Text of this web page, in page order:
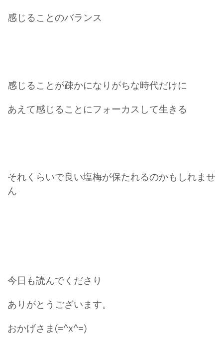
感じることのバランス
感じることが疎かになりがちな時代だけに
あえて感じることにフォーカスして生きる
それくらいで良い塩梅が保たれるのかもしれませ
ん
今日も読んでくださり
ありがとうございます。
おかげさま(=^x^=)